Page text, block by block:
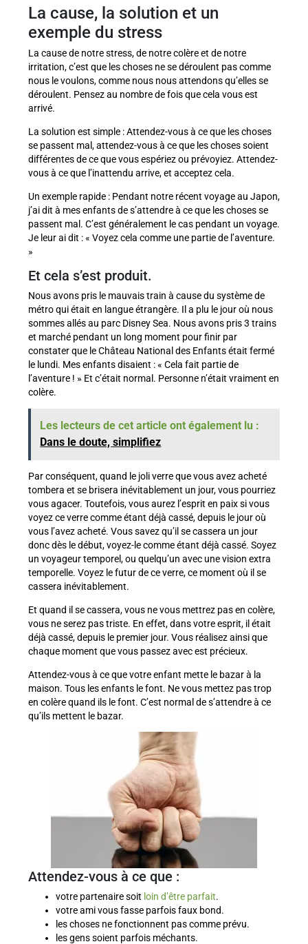
La cause, la solution et un
exemple du stress
La cause de notre stress, de notre colère et de notre
irritation, c’est que les choses ne se déroulent pas comme
nous le voulons, comme nous nous attendons qu’elles se
déroulent. Pensez au nombre de fois que cela vous est
arrivé.
La solution est simple : Attendez-vous à ce que les choses
se passent mal, attendez-vous à ce que les choses soient
différentes de ce que vous espériez ou prévoyiez. Attendez-
vous à ce que l’inattendu arrive, et acceptez cela.
Un exemple rapide : Pendant notre récent voyage au Japon,
j’ai dit à mes enfants de s’attendre à ce que les choses se
passent mal. C’est généralement le cas pendant un voyage.
Je leur ai dit : « Voyez cela comme une partie de l’aventure.
»
Et cela s’est produit.
Nous avons pris le mauvais train à cause du système de
métro qui était en langue étrangère. Il a plu le jour où nous
sommes allés au parc Disney Sea. Nous avons pris 3 trains
et marché pendant un long moment pour finir par
constater que le Château National des Enfants était fermé
le lundi. Mes enfants disaient : « Cela fait partie de
l’aventure ! » Et c’était normal. Personne n’était vraiment en
colère.
Les lecteurs de cet article ont également lu :
Dans le doute, simplifiez
Par conséquent, quand le joli verre que vous avez acheté
tombera et se brisera inévitablement un jour, vous pourriez
vous agacer. Toutefois, vous aurez l’esprit en paix si vous
voyez ce verre comme étant déjà cassé, depuis le jour où
vous l’avez acheté. Vous savez qu’il se cassera un jour
donc dès le début, voyez-le comme étant déjà cassé. Soyez
un voyageur temporel, ou quelqu’un avec une vision extra
temporelle. Voyez le futur de ce verre, ce moment où il se
cassera inévitablement.
Et quand il se cassera, vous ne vous mettrez pas en colère,
vous ne serez pas triste. En effet, dans votre esprit, il était
déjà cassé, depuis le premier jour. Vous réalisez ainsi que
chaque moment que vous passez avec est précieux.
Attendez-vous à ce que votre enfant mette le bazar à la
maison. Tous les enfants le font. Ne vous mettez pas trop
en colère quand ils le font. C’est normal de s’attendre à ce
qu’ils mettent le bazar.
Attendez-vous à ce que :
votre partenaire soit loin d’être parfait.
votre ami vous fasse parfois faux bond.
les choses ne fonctionnent pas comme prévu.
les gens soient parfois méchants.